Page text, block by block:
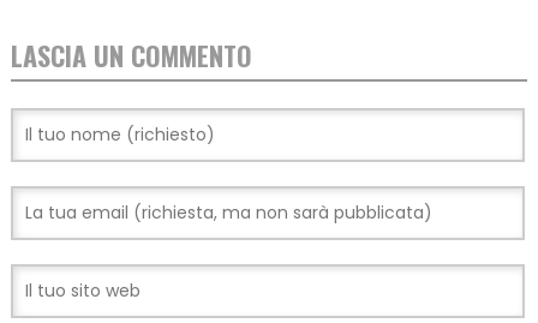
LASCIA UN COMMENTO